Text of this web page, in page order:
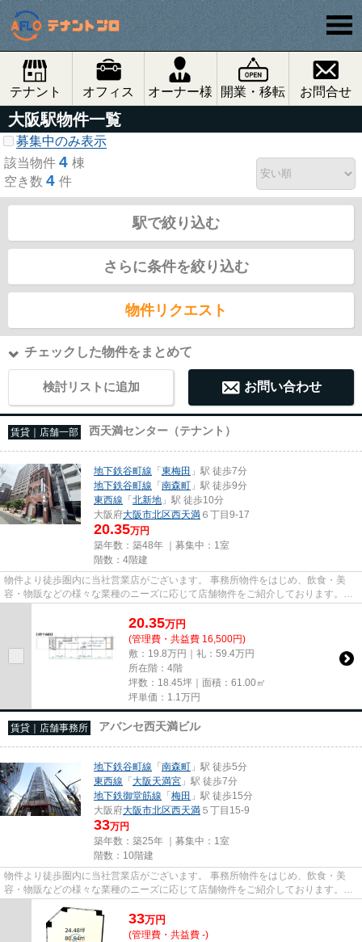
テナント オフィス オーナー様 開業・移転 お問合せ
大阪駅物件一覧
募集中のみ表示
該当物件 4 棟
空き数 4 件
駅で絞り込む
さらに条件を絞り込む
物件リクエスト
チェックした物件をまとめて
検討リストに追加 お問い合わせ
賃貸｜店舗一部 西天満センター（テナント）
地下鉄谷町線 「東梅田 」駅 徒歩7分
地下鉄谷町線 「南森町 」駅 徒歩9分
東西線 「北新地 」駅 徒歩10分
大阪府大阪市北区西天満 ６丁目9-17
20.35万円
築年数：築48年 ｜募集中： 1室
階数：4階建
物件より徒歩圏内に当社営業店がございます。 事務所物件をはじめ、飲食・美
容・物販などの様々な業種のニーズに応じて店舗物件をご紹介しております。
尚、弊社ではおとり広告は一切...
20.35万円
(管理費・共益費 16,500円)
敷：19.8万円｜礼：59.4万円
所在階：4階
坪数：18.45坪｜面積：61.00㎡
坪単価： 1.1 万円
賃貸｜店舗事務所 アバンセ西天満ビル
地下鉄谷町線 「南森町 」駅 徒歩5分
東西線 「大阪天満宮 」駅 徒歩7分
地下鉄御堂筋線 「梅田 」駅 徒歩15分
大阪府大阪市北区西天満 ５丁目15-9
33万円
築年数：築25年 ｜募集中： 1室
階数：10階建
物件より徒歩圏内に当社営業店がございます。 事務所物件をはじめ、飲食・美
容・物販などの様々な業種のニーズに応じて店舗物件をご紹介しております。
尚、弊社ではおとり広告は一切...
33万円
(管理費・共益費 -)